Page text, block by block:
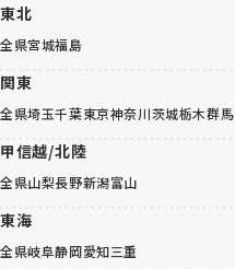
東北
全県宮城福島
関東
全県埼玉千葉東京神奈川茨城栃木群馬
甲信越/北陸
全県山梨長野新潟富山
東海
全県岐阜静岡愛知三重